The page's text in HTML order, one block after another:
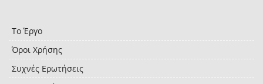
Το Έργο
Όροι Χρήσης
Συχνές Ερωτήσεις